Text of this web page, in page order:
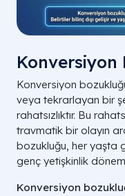
Konversiyon
Konversiyon
veya tekrarlayan bir
rahatsızlıktır. Bu
travmatik bir olayın
bozukluğu, her yaşta
genç yetişkinlik
Konversiyon